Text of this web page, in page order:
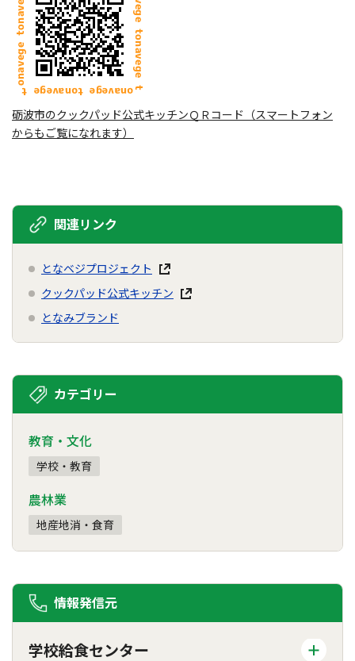
砺波市のクックパッド公式キッチンＱＲコード（スマートフォン
からもご覧になれます）
関連リンク
となベジプロジェクト
クックパッド公式キッチン
となみブランド
カテゴリー
教育・文化
学校・教育
農林業
地産地消・食育
情報発信元
学校給食センター